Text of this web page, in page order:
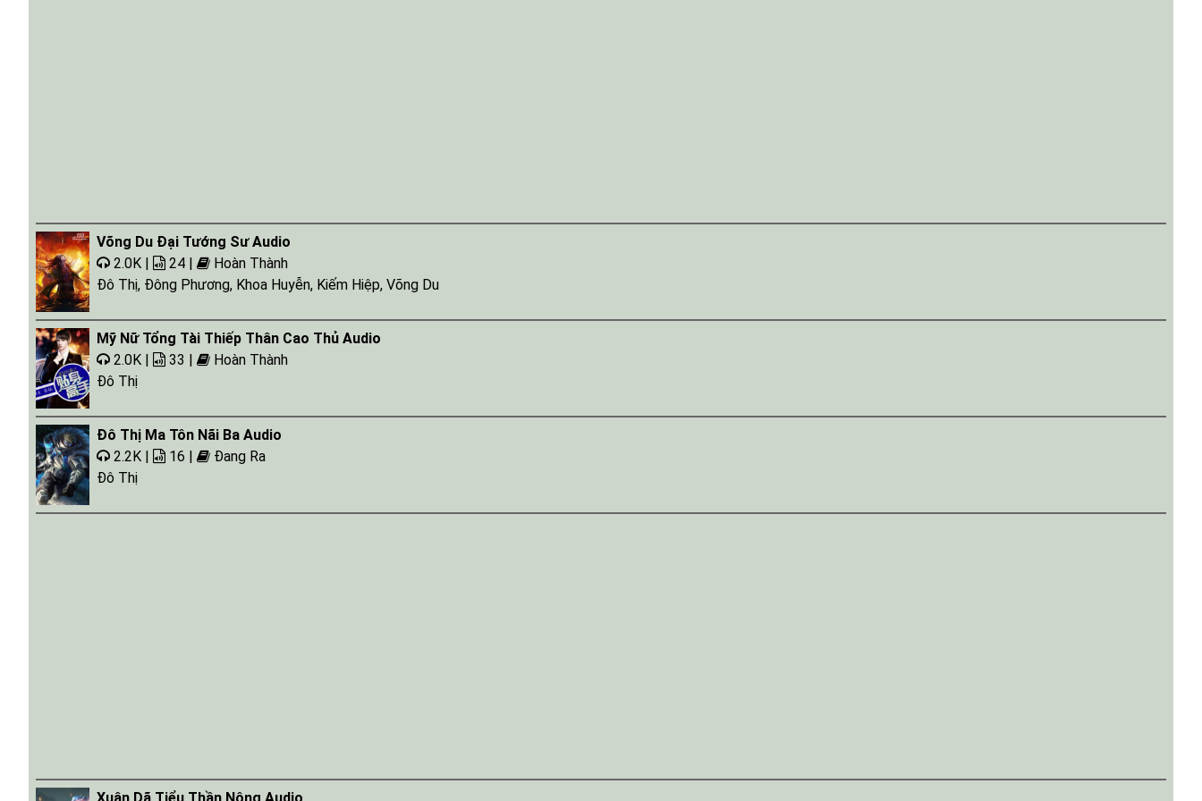
Tap 038
Tap 039
Tap 040
Tap 041
Tap 042
Tap 043
Tap 044
Tap 045
Tap 046
Tap 047
Tap 056
Võng Du Đại Tướng Sư Audio
2.0K |
24 |
Hoàn Thành
Đô Thị, Đông Phương, Khoa Huyễn, Kiếm Hiệp, Võng Du
Mỹ Nữ Tổng Tài Thiếp Thân Cao Thủ Audio
2.0K |
33 |
Hoàn Thành
Đô Thị
Đô Thị Ma Tôn Nãi Ba Audio
2.2K |
16 |
Đang Ra
Đô Thị